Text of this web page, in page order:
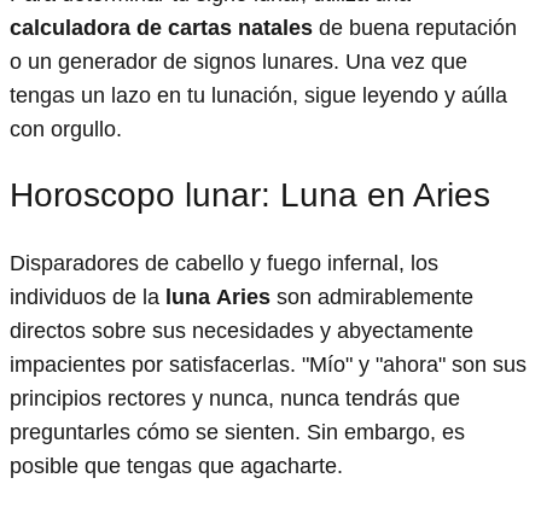
calculadora de cartas natales de buena reputación
o un generador de signos lunares. Una vez que
tengas un lazo en tu lunación, sigue leyendo y aúlla
con orgullo.
Horoscopo lunar: Luna en Aries
Disparadores de cabello y fuego infernal, los
individuos de la luna Aries son admirablemente
directos sobre sus necesidades y abyectamente
impacientes por satisfacerlas. "Mío" y "ahora" son sus
principios rectores y nunca, nunca tendrás que
preguntarles cómo se sienten. Sin embargo, es
posible que tengas que agacharte.